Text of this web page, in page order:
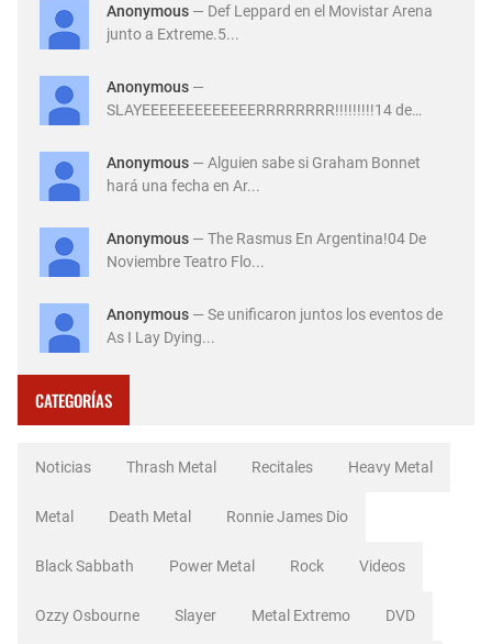
Anonymous — Def Leppard en el Movistar Arena
junto a Extreme.5...
Anonymous —
SLAYEEEEEEEEEEEEERRRRRRRR!!!!!!!!!14 de
Anonymous — Alguien sabe si Graham Bonnet
hará una fecha en Ar...
Anonymous — The Rasmus En Argentina!04 De
Noviembre Teatro Flo...
Anonymous — Se unificaron juntos los eventos de
As I Lay Dying...
CATEGORÍAS
Noticias Thrash Metal Recitales Heavy Metal
Metal Death Metal Ronnie James Dio
Black Sabbath Power Metal Rock Videos
Ozzy Osbourne Slayer Metal Extremo DVD